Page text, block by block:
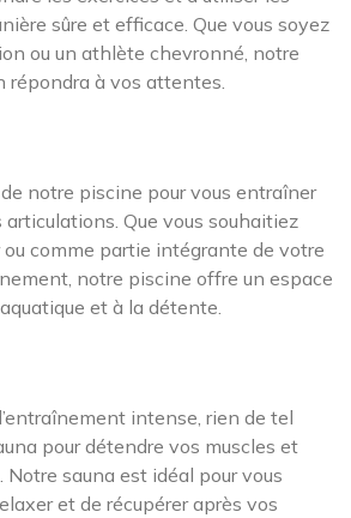
sûre et efficace. Que vous soyez
ou un athlète chevronné, notre
répondra à vos attentes.
notre piscine pour vous entraîner
Que vous souhaitiez
comme partie intégrante de votre
notre piscine offre un espace
et à la détente.
intense, rien de tel
pour détendre vos muscles et
sauna est idéal pour vous
et de récupérer après vos